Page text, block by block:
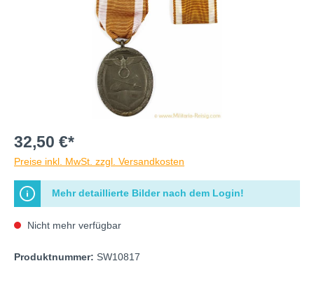
32,50 €*
Preise inkl. MwSt. zzgl. Versandkosten
Mehr detaillierte Bilder nach dem Login!
Nicht mehr verfügbar
Produktnummer: SW10817